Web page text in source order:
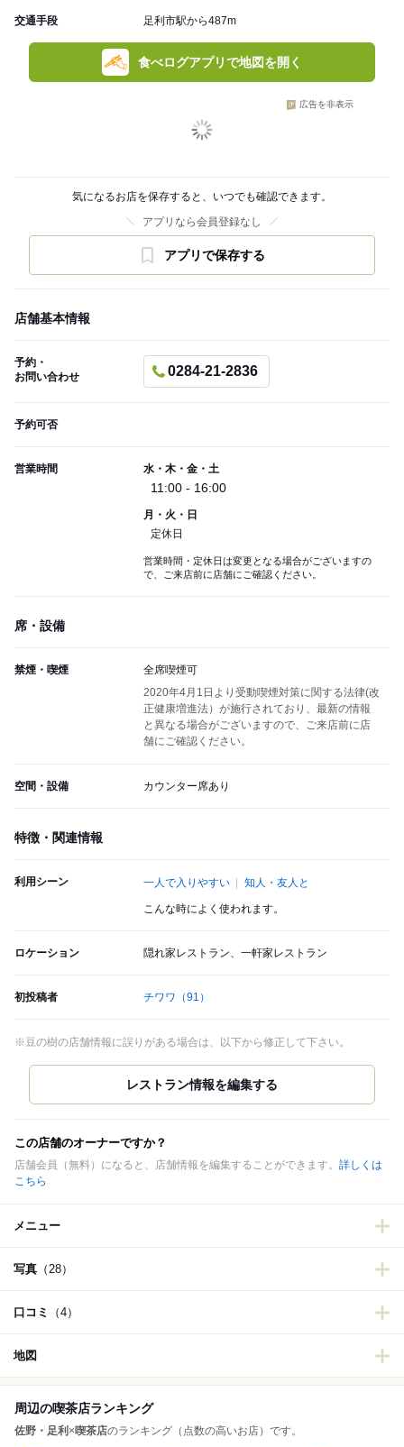
交通手段 足利市駅から487m
食べログアプリで地図を開く
広告を非表示
気になるお店を保存すると、いつでも確認できます。
アプリなら会員登録なし
アプリで保存する
店舗基本情報
予約・
お問い合わせ
0284-21-2836
予約可否
営業時間 水・木・金・土
11:00 - 16:00
月・火・日
定休日
営業時間・定休日は変更となる場合がございますの
で、ご来店前に店舗にご確認ください。
席・設備
禁煙・喫煙
全席喫煙可
2020年4月1日より受動喫煙対策に関する法律(改
正健康増進法）が施行されており、最新の情報
と異なる場合がございますので、ご来店前に店
舗にご確認ください。
空間・設備 カウンター席あり
特徴・関連情報
利用シーン 一人で入りやすい 知人・友人と
こんな時によく使われます。
ロケーション 隠れ家レストラン、一軒家レストラン
初投稿者 チワワ （91）
※豆の樹の店舗情報に誤りがある場合は、以下から修正して下さい。
この店舗のオーナーですか？
店舗会員（無料）になると、店舗情報を編集することができます。 詳しくは
こちら
メニュー
写真 （28）
口コミ （4）
地図
周辺の喫茶店ランキング
佐野・足利 ×喫茶店のランキング（点数の高いお店）です。